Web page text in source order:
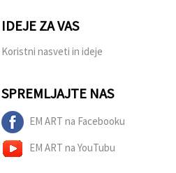
IDEJE ZA VAS
Koristni nasveti in ideje
SPREMLJAJTE NAS
EM ART na Facebooku
EM ART na YouTubu